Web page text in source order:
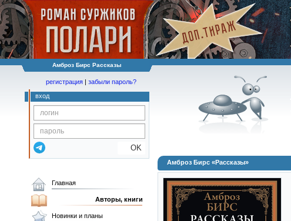
Амброз Бирс Рассказы
регистрация | забыли пароль?
вход
OK
Амброз Бирс «Рассказы»
Главная
Авторы, книги
Новинки и планы